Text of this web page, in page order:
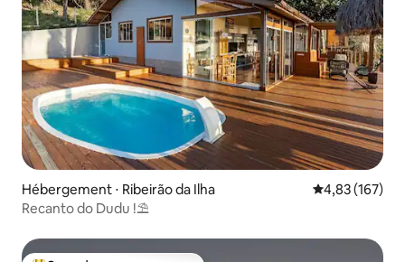
Hébergement ⋅ Ribeirão da Ilha Évaluation
4,83 (167)
Recanto do Dudu !⛱️